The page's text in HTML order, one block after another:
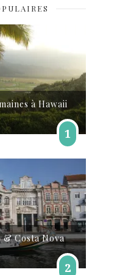
à Hawaii
1
& Costa Nova
2